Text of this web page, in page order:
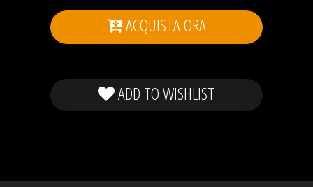
ACQUISTA ORA
ADD TO WISHLIST